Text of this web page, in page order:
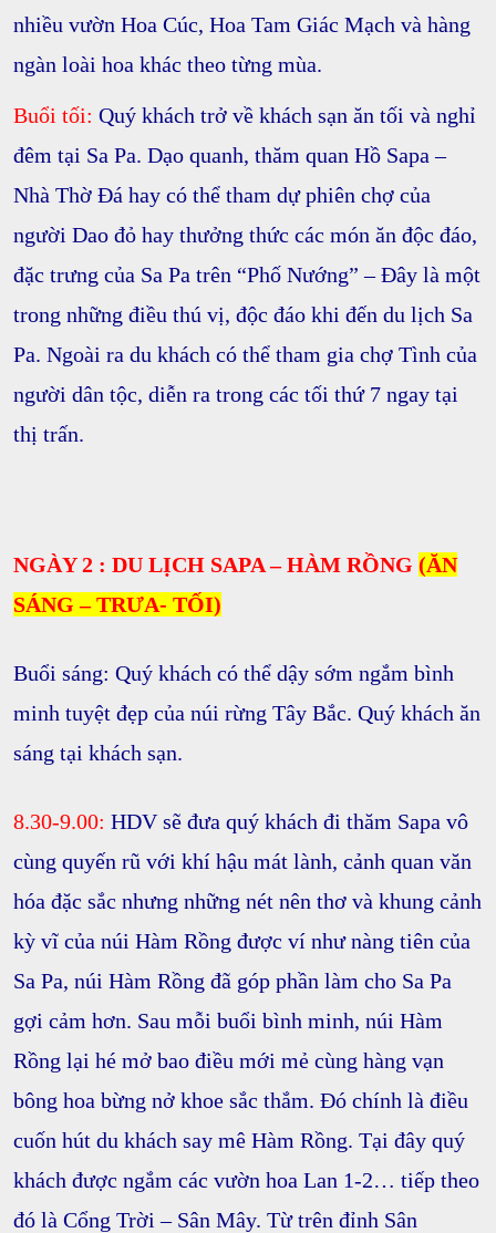
nhiều vườn Hoa Cúc, Hoa Tam Giác Mạch và hàng
ngàn loài hoa khác theo từng mùa.
Buổi tối: Quý khách trở về khách sạn ăn tối và nghỉ
đêm tại Sa Pa. Dạo quanh, thăm quan Hồ Sapa –
Nhà Thờ Đá hay có thể tham dự phiên chợ của
người Dao đỏ hay thưởng thức các món ăn độc đáo,
đặc trưng của Sa Pa trên “Phố Nướng” – Đây là một
trong những điều thú vị, độc đáo khi đến du lịch Sa
Pa. Ngoài ra du khách có thể tham gia chợ Tình của
người dân tộc, diễn ra trong các tối thứ 7 ngay tại
thị trấn.
NGÀY 2 : DU LỊCH SAPA – HÀM RỒNG (ĂN
SÁNG – TRƯA- TỐI)
Buổi sáng: Quý khách có thể dậy sớm ngắm bình
minh tuyệt đẹp của núi rừng Tây Bắc. Quý khách ăn
sáng tại khách sạn.
8.30-9.00: HDV sẽ đưa quý khách đi thăm Sapa vô
cùng quyến rũ với khí hậu mát lành, cảnh quan văn
hóa đặc sắc nhưng những nét nên thơ và khung cảnh
kỳ vĩ của núi Hàm Rồng được ví như nàng tiên của
Sa Pa, núi Hàm Rồng đã góp phần làm cho Sa Pa
gợi cảm hơn. Sau mỗi buổi bình minh, núi Hàm
Rồng lại hé mở bao điều mới mẻ cùng hàng vạn
bông hoa bừng nở khoe sắc thắm. Đó chính là điều
cuốn hút du khách say mê Hàm Rồng. Tại đây quý
khách được ngắm các vườn hoa Lan 1-2… tiếp theo
đó là Cổng Trời – Sân Mây. Từ trên đỉnh Sân